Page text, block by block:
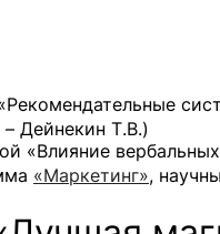
Дейнекин Т.В.)
«Влияние
«Маркетинг»,